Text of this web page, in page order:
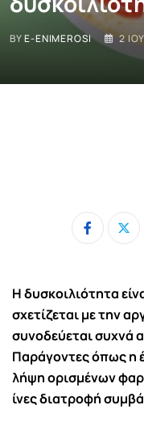
BYE-ENIMEROSI 2
Η δυσκοιλιότητα
σχετίζεται με την
συνοδεύεται συχνά
Παράγοντες όπως η
λήψη ορισμένων
ίνες διατροφή